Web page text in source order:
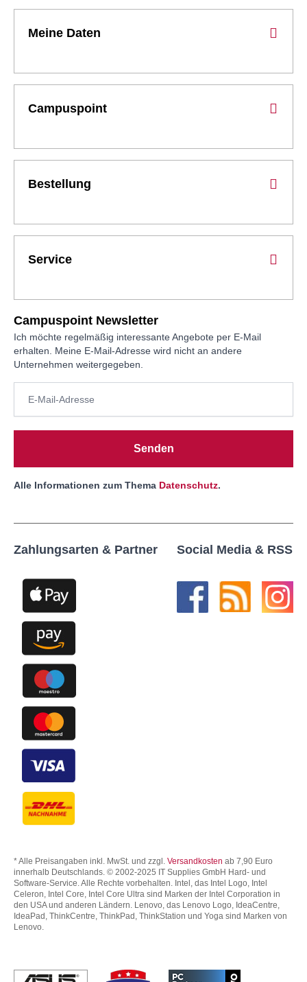
Meine Daten
Campuspoint
Bestellung
Service
Campuspoint Newsletter
Ich möchte regelmäßig interessante Angebote per E-Mail
erhalten. Meine E-Mail-Adresse wird nicht an andere
Unternehmen weitergegeben.
Senden
Alle Informationen zum Thema Datenschutz.
Zahlungsarten & Partner Social Media & RSS
* Alle Preisangaben inkl. MwSt. und zzgl. Versandkosten ab 7,90 Euro
innerhalb Deutschlands. © 2002-2025 IT Supplies GmbH Hard- und
Software-Service. Alle Rechte vorbehalten. Intel, das Intel Logo, Intel
Celeron, Intel Core, Intel Core Ultra sind Marken der Intel Corporation in
den USA und anderen Ländern. Lenovo, das Lenovo Logo, IdeaCentre,
IdeaPad, ThinkCentre, ThinkPad, ThinkStation und Yoga sind Marken von
Lenovo.